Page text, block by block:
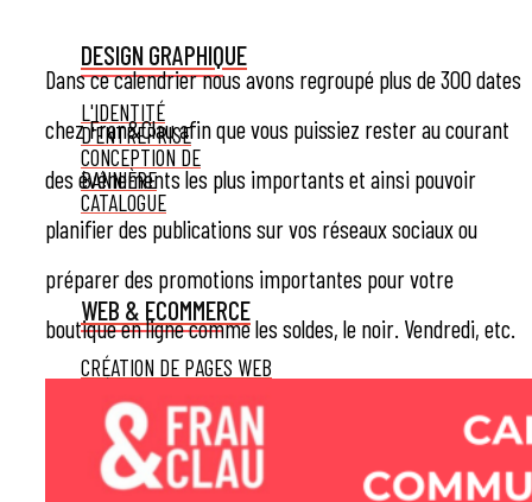
DESIGN GRAPHIQUE
L'IDENTITÉ
D'ENTREPRISE
CONCEPTION DE
BANNIÈRE
CATALOGUE
WEB & ECOMMERCE
CRÉATION DE PAGES WEB
SHOPIFY
HISTOIRES DE
Dans ce calendrier nous avons regroupé plus de 300 dates
chez Fran&Clau afin que vous puissiez rester au courant
des événements les plus importants et ainsi pouvoir
planifier des publications sur vos réseaux sociaux ou
préparer des promotions importantes pour votre
boutique en ligne comme les soldes, le noir. Vendredi, etc.